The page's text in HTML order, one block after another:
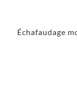
Échafaudage